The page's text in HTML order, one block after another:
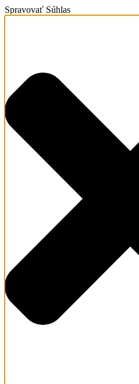
Spravovať Súhlas